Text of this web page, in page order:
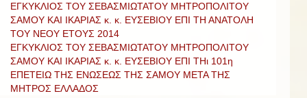
ΕΓΚΥΚΛΙΟΣ ΤΟΥ ΣΕΒΑΣΜΙΩΤΑΤΟΥ ΜΗΤΡΟΠΟΛΙΤΟΥ
ΣΑΜΟΥ ΚΑΙ ΙΚΑΡΙΑΣ κ. κ. ΕΥΣΕΒΙΟΥ ΕΠΙ ΤΗ ΑΝΑΤΟΛΗ
ΤΟΥ ΝΕΟΥ ΕΤΟΥΣ 2014
ΕΓΚΥΚΛΙΟΣ ΤΟΥ ΣΕΒΑΣΜΙΩΤΑΤΟΥ ΜΗΤΡΟΠΟΛΙΤΟΥ
ΣΑΜΟΥ ΚΑΙ ΙΚΑΡΙΑΣ κ. κ. ΕΥΣΕΒΙΟΥ ΕΠΙ ΤΗι 101η
ΕΠΕΤΕΙΩ ΤΗΣ ΕΝΩΣΕΩΣ ΤΗΣ ΣΑΜΟΥ ΜΕΤΑ ΤΗΣ
ΜΗΤΡΟΣ ΕΛΛΑΔΟΣ